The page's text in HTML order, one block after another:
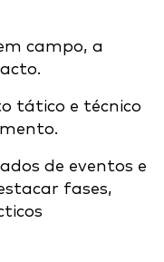
campo, a
tático e técnico
de eventos e
fases,